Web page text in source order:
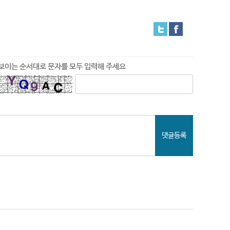
이는 순서대로 문자를 모두 입력해 주세요
댓글등록